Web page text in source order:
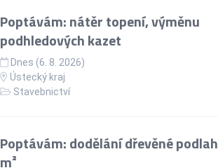
Poptávám: nátěr topení, výměnu
podhledových kazet
Dnes (6. 8. 2026)
Ústecký kraj
Stavebnictví
Poptávám: dodělání dřevěné
m²